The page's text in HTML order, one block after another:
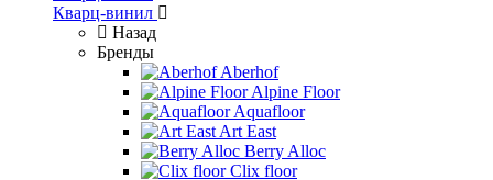
Кварц-винил
Назад
Бренды
Aberhof
Alpine Floor
Aquafloor
Art East
Berry Alloc
Clix floor